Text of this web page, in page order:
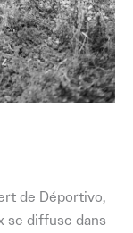
de Déportivo,
se diffuse dans